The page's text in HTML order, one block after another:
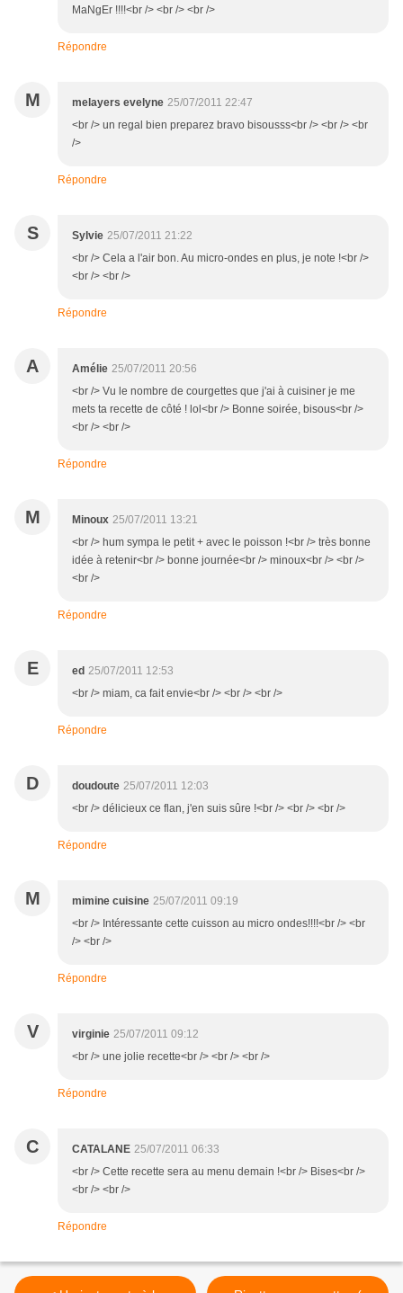
MaNgEr !!!!<br /> <br /> <br />
Répondre
M melayers evelyne 25/07/2011 22:47
<br /> un regal bien preparez bravo bisousss<br /> <br /> <br
/>
Répondre
S Sylvie 25/07/2011 21:22
<br /> Cela a l'air bon. Au micro-ondes en plus, je note !<br />
<br /> <br />
Répondre
A Amélie 25/07/2011 20:56
<br /> Vu le nombre de courgettes que j'ai à cuisiner je me
mets ta recette de côté ! lol<br /> Bonne soirée, bisous<br />
<br /> <br />
Répondre
M Minoux 25/07/2011 13:21
<br /> hum sympa le petit + avec le poisson !<br /> très bonne
idée à retenir<br /> bonne journée<br /> minoux<br /> <br />
<br />
Répondre
E ed 25/07/2011 12:53
<br /> miam, ca fait envie<br /> <br /> <br />
Répondre
D doudoute 25/07/2011 12:03
<br /> délicieux ce flan, j'en suis sûre !<br /> <br /> <br />
Répondre
M mimine cuisine 25/07/2011 09:19
<br /> Intéressante cette cuisson au micro ondes!!!!<br /> <br
/> <br />
Répondre
V virginie 25/07/2011 09:12
<br /> une jolie recette<br /> <br /> <br />
Répondre
C CATALANE 25/07/2011 06:33
<br /> Cette recette sera au menu demain !<br /> Bises<br />
<br /> <br />
Répondre